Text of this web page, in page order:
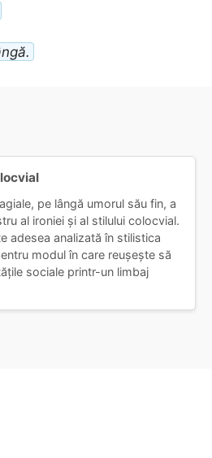
pe lângă umorul său fin, a
al ironiei și al stilului colocvial.
adesea analizată în stilistica
modul în care reușește să
sociale printr-un limbaj